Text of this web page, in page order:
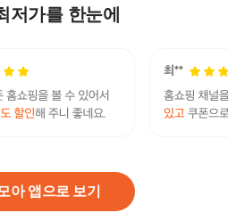
저가를 한눈에
아 앱으로 보기
][스케쳐스 ] 여성 고워크 맥스쿠셔닝